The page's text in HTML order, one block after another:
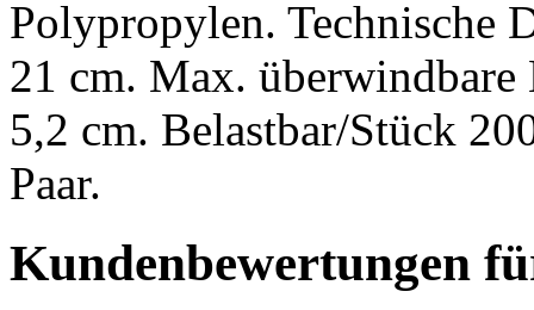
Polypropylen. Technische
21 cm. Max.
5,2 cm. Belastbar/Stück
Paar.
Kundenbewertungen